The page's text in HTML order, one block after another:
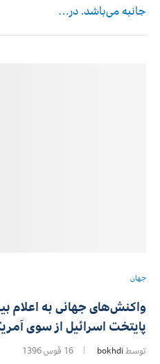
جانبه می‌باشد. در…
جهان
واکنش‌های جهانی به اعلام
پایتخت اسرائیل از سوی
توسط bokhdi 16 قوس 1396